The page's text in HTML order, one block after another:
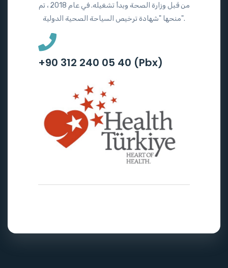
من قبل وزارة الصحة وبدأ تشغيله. في عام 2018 ، تم
منحها "شهادة ترخيص السياحة الصحية الدولية".
+90 312 240 05 40 (Pbx)